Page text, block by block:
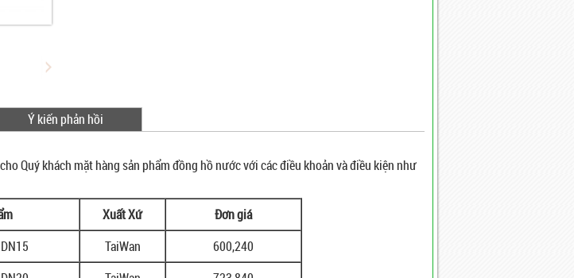
Ý kiến phản hồi
Quý khách mặt hàng sản phẩm đồng hồ nước với các điều khoản và điều kiện như
Xuất Xứ
Đơn giá
TaiWan
600,240